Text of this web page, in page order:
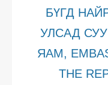
БҮГД
УЛСАД
ЯАМ,
THE